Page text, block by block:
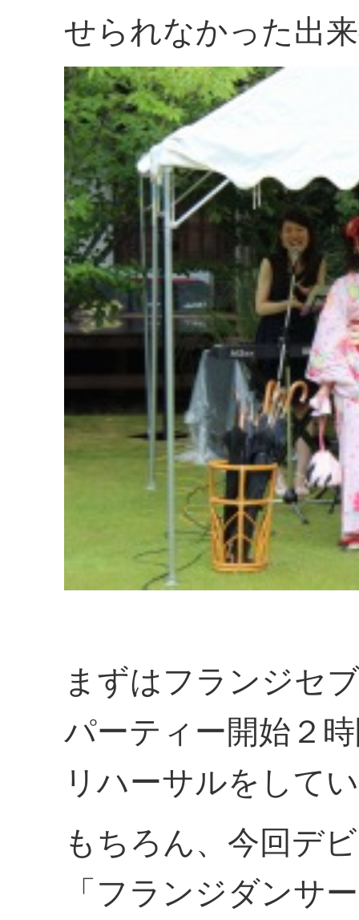
せられなかった出
まずはフランジセ
パーティー開始２
リハーサルをして
もちろん、今回デ
「フランジダンサ